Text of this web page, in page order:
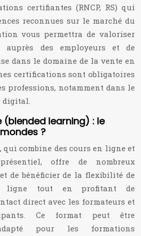
certifiantes (RNCP, RS) qui
reconnues sur le marché du
vous permettra de valoriser
auprès des employeurs et de
dans le domaine de la vente en
certifications sont obligatoires
professions, notamment dans le
digital.
(blended learning) : le
?
combine des cours en ligne et
offre de nombreux
de bénéficier de la flexibilité de
ligne tout en profitant de
direct avec les formateurs et
Ce format peut être
pour les formations